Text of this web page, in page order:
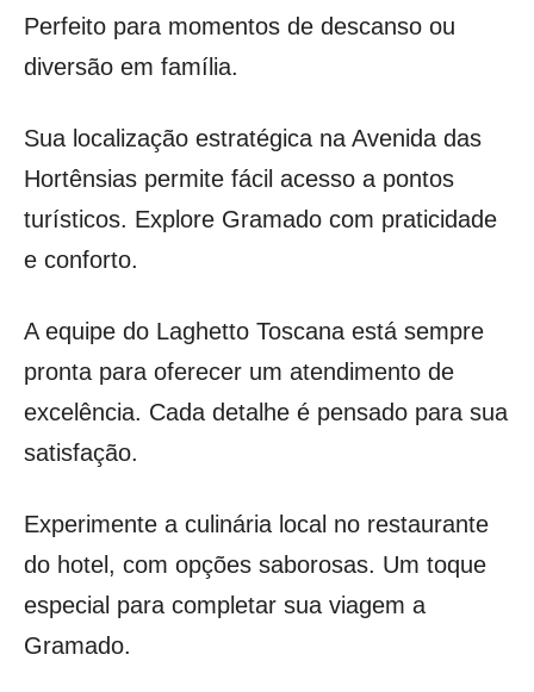
Perfeito para momentos de descanso ou
diversão em família.
Sua localização estratégica na Avenida das
Hortênsias permite fácil acesso a pontos
turísticos. Explore Gramado com praticidade
e conforto.
A equipe do Laghetto Toscana está sempre
pronta para oferecer um atendimento de
excelência. Cada detalhe é pensado para sua
satisfação.
Experimente a culinária local no restaurante
do hotel, com opções saborosas. Um toque
especial para completar sua viagem a
Gramado.